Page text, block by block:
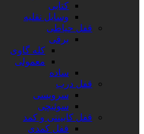
کتابی
وسایل نقلیه
قفل حیاطی
برقی
کله گاوی
معمولی
ساده
قفل درب
سرویسی
سوئیچی
قفل کابینتی و کمد
قفل کمدی